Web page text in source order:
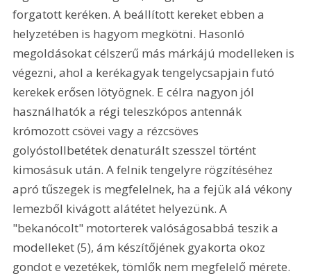
forgatott keréken. A beállított kereket ebben a
helyzetében is hagyom megkötni. Hasonló
megoldásokat célszerű más márkájú modelleken is
végezni, ahol a kerékagyak tengelycsapjain futó
kerekek erősen lötyögnek. E célra nagyon jól
használhatók a régi teleszkópos antennák
krómozott csövei vagy a rézcsöves
golyóstollbetétek denaturált szesszel történt
kimosásuk után. A felnik tengelyre rögzítéséhez
apró tűszegek is megfelelnek, ha a fejük alá vékony
lemezből kivágott alátétet helyezünk. A
"bekanócolt" motorterek valóságosabbá teszik a
modelleket (5), ám készítőjének gyakorta okoz
gondot e vezetékek, tömlők nem megfelelő mérete.